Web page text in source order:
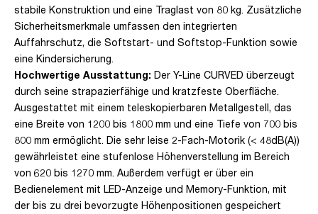
stabile Konstruktion und eine Traglast von 80 kg. Zusätzliche
Sicherheitsmerkmale umfassen den integrierten
Auffahrschutz, die Softstart- und Softstop-Funktion sowie
eine Kindersicherung.
Hochwertige Ausstattung: Der Y-Line CURVED überzeugt
durch seine strapazierfähige und kratzfeste Oberfläche.
Ausgestattet mit einem teleskopierbaren Metallgestell, das
eine Breite von 1200 bis 1800 mm und eine Tiefe von 700 bis
800 mm ermöglicht. Die sehr leise 2-Fach-Motorik (< 48dB(A))
gewährleistet eine stufenlose Höhenverstellung im Bereich
von 620 bis 1270 mm. Außerdem verfügt er über ein
Bedienelement mit LED-Anzeige und Memory-Funktion, mit
der bis zu drei bevorzugte Höhenpositionen gespeichert